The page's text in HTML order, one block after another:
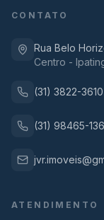
CONTATO
Rua Belo
Centro -
(31) 3822-3610
(31) 98465-
ATENDIMENTO